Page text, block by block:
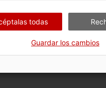
les propuestas de:
todas
Guardar los cambios